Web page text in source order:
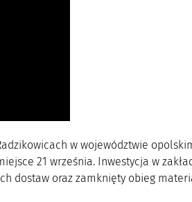
w województwie
21 września. Inwestycja w
dostaw oraz zamknięty obieg